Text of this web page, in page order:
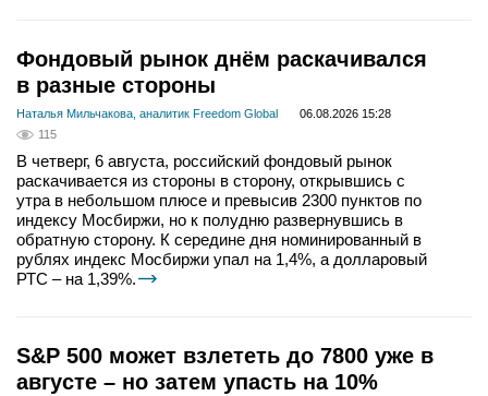
Фондовый рынок днём раскачивался
в разные стороны
Наталья Мильчакова, аналитик Freedom Global
06.08.2026 15:28
115
В четверг, 6 августа, российский фондовый рынок
раскачивается из стороны в сторону, открывшись с
утра в небольшом плюсе и превысив 2300 пунктов по
индексу Мосбиржи, но к полудню развернувшись в
обратную сторону. К середине дня номинированный в
рублях индекс Мосбиржи упал на 1,4%, а долларовый
РТС – на 1,39%.
S&P 500 может взлететь до 7800 уже в
августе – но затем упасть на 10%